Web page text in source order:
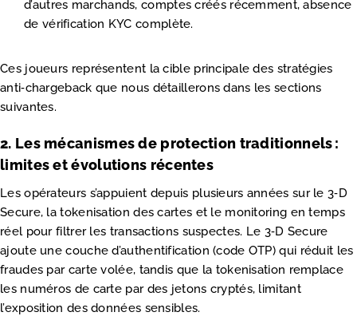
d’autres marchands, comptes créés récemment, absence
de vérification KYC complète.
Ces joueurs représentent la cible principale des stratégies
anti‑chargeback que nous détaillerons dans les sections
suivantes.
2. Les mécanismes de protection traditionnels :
limites et évolutions récentes
Les opérateurs s’appuient depuis plusieurs années sur le 3‑D
Secure, la tokenisation des cartes et le monitoring en temps
réel pour filtrer les transactions suspectes. Le 3‑D Secure
ajoute une couche d’authentification (code OTP) qui réduit les
fraudes par carte volée, tandis que la tokenisation remplace
les numéros de carte par des jetons cryptés, limitant
l’exposition des données sensibles.